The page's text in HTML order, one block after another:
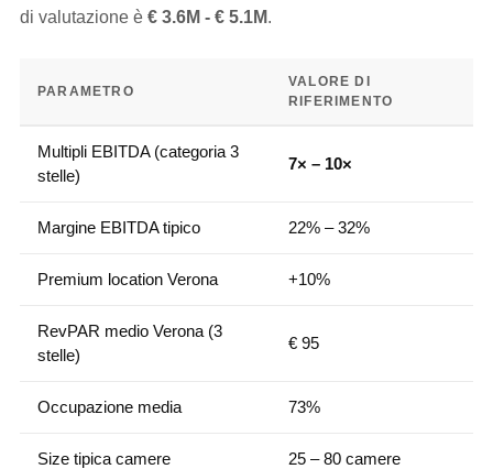
di valutazione è € 3.6M - € 5.1M.
PARAMETRO
VALORE DI
RIFERIMENTO
Multipli EBITDA (categoria 3
stelle)
7× – 10×
Margine EBITDA tipico 22% – 32%
Premium location Verona +10%
RevPAR medio Verona (3
stelle)
€ 95
Occupazione media 73%
Size tipica camere 25 – 80 camere